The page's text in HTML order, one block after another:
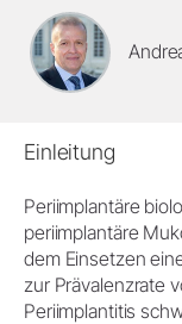
Einleitung
Periimplantäre
periimplantäre
dem Einsetzen
zur Prävalenzrate
Periimplantitis